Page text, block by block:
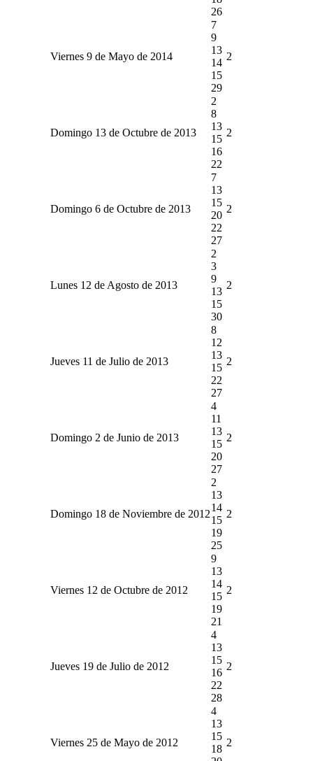
26
Viernes 9 de Mayo de 2014
7
9
13
14
15
29
2
Domingo 13 de Octubre de 2013
2
8
13
15
16
22
2
Domingo 6 de Octubre de 2013
7
13
15
20
22
27
2
Lunes 12 de Agosto de 2013
2
3
9
13
15
30
2
Jueves 11 de Julio de 2013
8
12
13
15
22
27
2
Domingo 2 de Junio de 2013
4
11
13
15
20
27
2
Domingo 18 de Noviembre de 2012
2
13
14
15
19
25
2
Viernes 12 de Octubre de 2012
9
13
14
15
19
21
2
Jueves 19 de Julio de 2012
4
13
15
16
22
28
2
Viernes 25 de Mayo de 2012
4
13
15
18
2